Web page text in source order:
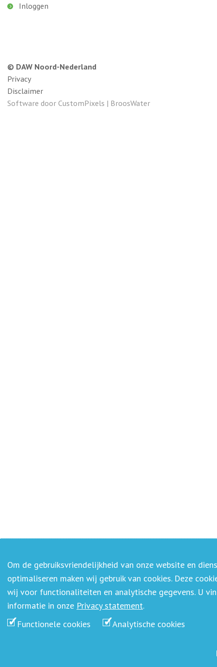
Inloggen
© DAW Noord-Nederland
Privacy
Disclaimer
Software door CustomPixels | BroosWater
Om de gebruiksvriendelijkheid van onze website en
optimaliseren maken wij gebruik van cookies. Deze
wij voor functionaliteiten en analytische gegevens. U
informatie in onze Privacy statement.
Functionele cookies
Analytische cookies